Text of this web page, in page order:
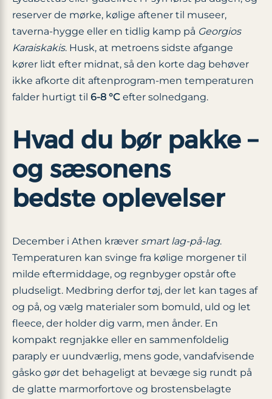
reserver de mørke, kølige aftener til museer,
taverna-hygge eller en tidlig kamp på Georgios
Karaiskakis. Husk, at metroens sidste afgange
kører lidt efter midnat, så den korte dag behøver
ikke afkorte dit aftenprogram-men temperaturen
falder hurtigt til 6-8 °C efter solnedgang.
Hvad du bør pakke –
og sæsonens
bedste oplevelser
December i Athen kræver smart lag-på-lag.
Temperaturen kan svinge fra kølige morgener til
milde eftermiddage, og regnbyger opstår ofte
pludseligt. Medbring derfor tøj, der let kan tages af
og på, og vælg materialer som bomuld, uld og let
fleece, der holder dig varm, men ånder. En
kompakt regnjakke eller en sammenfoldelig
paraply er uundværlig, mens gode, vandafvisende
gåsko gør det behageligt at bevæge sig rundt på
de glatte marmorfortove og brostensbelagte